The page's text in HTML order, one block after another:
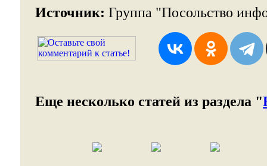
Источник: Группа "Посольство
Еще несколько статей из раздела "